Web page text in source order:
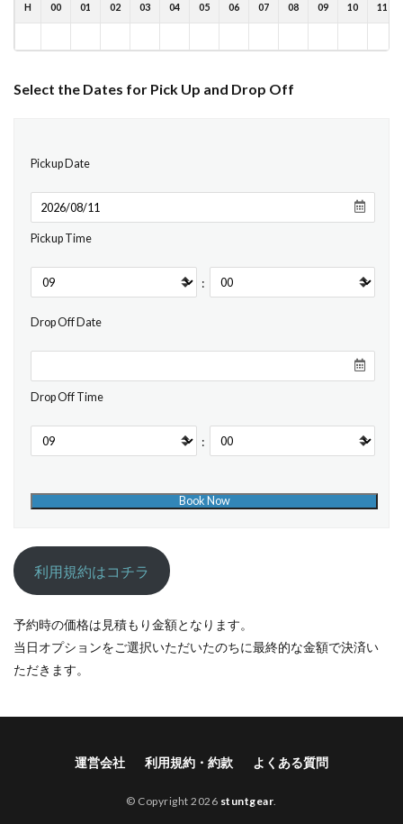
H 00 01 02 03 04 05 06 07 08 09 10 11
Select the Dates for Pick Up and Drop Off
Pickup Date
Pickup Time
:
Drop Off Date
Drop Off Time
:
利用規約はコチラ
予約時の価格は見積もり金額となります。
当日オプションをご選択いただいたのちに最終的な金額で決済い
ただきます。
運営会社 利用規約・約款 よくある質問
© Copyright 2026 stuntgear.